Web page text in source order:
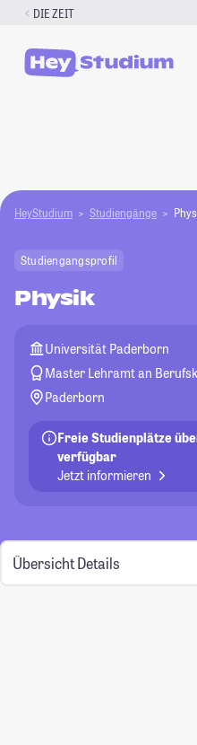
Zum
springen
DIE ZEIT
HeyStudium Studiengänge
Studiengangsprofil
Physik
Universität Paderborn
Master Lehramt an
Paderborn
Freie Studienplätze
verfügbar
Jetzt informieren
Übersicht Details